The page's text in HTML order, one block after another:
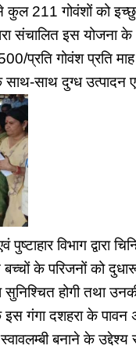
211 गोवंशों को
संचालित इस योजना
प्रति गोवंश प्रति
साथ दुग्ध उत्पादन
विभाग द्वारा
के परिजनों को
सुनिश्चित होगी तथा
इस गंगा दशहरा के
बनाने के